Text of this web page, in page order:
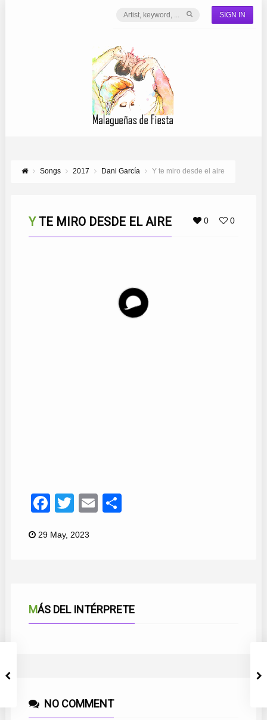
SIGN IN
Songs 2017 Dani García Y te miro desde el aire
0 0
Y TE MIRO DESDE EL AIRE
Facebook
TwitterEmail
29 May, 2023
MÁS DEL INTÉRPRETE
NO COMMENT